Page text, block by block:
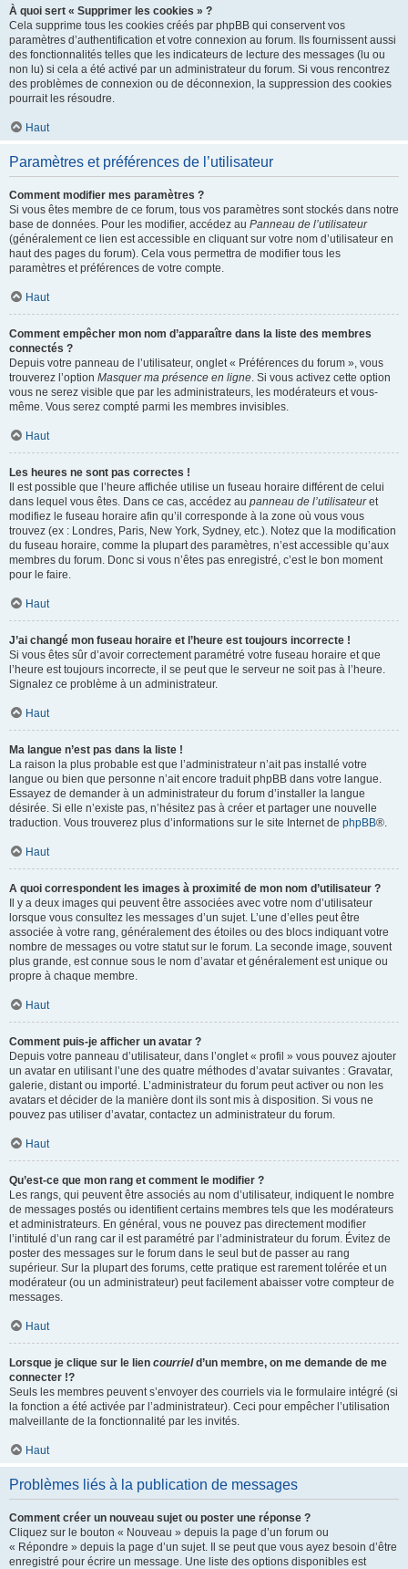
À quoi sert « Supprimer les cookies » ?
Cela supprime tous les cookies créés par phpBB qui conservent vos
paramètres d’authentification et votre connexion au forum. Ils fournissent aussi
des fonctionnalités telles que les indicateurs de lecture des messages (lu ou
non lu) si cela a été activé par un administrateur du forum. Si vous rencontrez
des problèmes de connexion ou de déconnexion, la suppression des cookies
pourrait les résoudre.
Haut
Paramètres et préférences de l’utilisateur
Comment modifier mes paramètres ?
Si vous êtes membre de ce forum, tous vos paramètres sont stockés dans notre
base de données. Pour les modifier, accédez au Panneau de l’utilisateur
(généralement ce lien est accessible en cliquant sur votre nom d’utilisateur en
haut des pages du forum). Cela vous permettra de modifier tous les
paramètres et préférences de votre compte.
Haut
Comment empêcher mon nom d’apparaître dans la liste des membres
connectés ?
Depuis votre panneau de l’utilisateur, onglet « Préférences du forum », vous
trouverez l’option Masquer ma présence en ligne. Si vous activez cette option
vous ne serez visible que par les administrateurs, les modérateurs et vous-
même. Vous serez compté parmi les membres invisibles.
Haut
Les heures ne sont pas correctes !
Il est possible que l’heure affichée utilise un fuseau horaire différent de celui
dans lequel vous êtes. Dans ce cas, accédez au panneau de l’utilisateuret
modifiez le fuseau horaire afin qu’il corresponde à la zone où vous vous
trouvez (ex : Londres, Paris, New York, Sydney, etc.). Notez que la modification
du fuseau horaire, comme la plupart des paramètres, n’est accessible qu’aux
membres du forum. Donc si vous n’êtes pas enregistré, c’est le bon moment
pour le faire.
Haut
J’ai changé mon fuseau horaire et l’heure est toujours incorrecte !
Si vous êtes sûr d’avoir correctement paramétré votre fuseau horaire et que
l’heure est toujours incorrecte, il se peut que le serveur ne soit pas à l’heure.
Signalez ce problème à un administrateur.
Haut
Ma langue n’est pas dans la liste !
La raison la plus probable est que l’administrateur n’ait pas installé votre
langue ou bien que personne n’ait encore traduit phpBB dans votre langue.
Essayez de demander à un administrateur du forum d’installer la langue
désirée. Si elle n’existe pas, n’hésitez pas à créer et partager une nouvelle
traduction. Vous trouverez plus d’informations sur le site Internet de phpBB®.
Haut
A quoi correspondent les images à proximité de mon nom d’utilisateur ?
Il y a deux images qui peuvent être associées avec votre nom d’utilisateur
lorsque vous consultez les messages d’un sujet. L’une d’elles peut être
associée à votre rang, généralement des étoiles ou des blocs indiquant votre
nombre de messages ou votre statut sur le forum. La seconde image, souvent
plus grande, est connue sous le nom d’avatar et généralement est unique ou
propre à chaque membre.
Haut
Comment puis-je afficher un avatar ?
Depuis votre panneau d’utilisateur, dans l’onglet « profil » vous pouvez ajouter
un avatar en utilisant l’une des quatre méthodes d’avatar suivantes : Gravatar,
galerie, distant ou importé. L’administrateur du forum peut activer ou non les
avatars et décider de la manière dont ils sont mis à disposition. Si vous ne
pouvez pas utiliser d’avatar, contactez un administrateur du forum.
Haut
Qu’est-ce que mon rang et comment le modifier ?
Les rangs, qui peuvent être associés au nom d’utilisateur, indiquent le nombre
de messages postés ou identifient certains membres tels que les modérateurs
et administrateurs. En général, vous ne pouvez pas directement modifier
l’intitulé d’un rang car il est paramétré par l’administrateur du forum. Évitez de
poster des messages sur le forum dans le seul but de passer au rang
supérieur. Sur la plupart des forums, cette pratique est rarement tolérée et un
modérateur (ou un administrateur) peut facilement abaisser votre compteur de
messages.
Haut
Lorsque je clique sur le lien courrield’un membre, on me demande de me
connecter !?
Seuls les membres peuvent s’envoyer des courriels via le formulaire intégré (si
la fonction a été activée par l’administrateur). Ceci pour empêcher l’utilisation
malveillante de la fonctionnalité par les invités.
Haut
Problèmes liés à la publication de messages
Comment créer un nouveau sujet ou poster une réponse ?
Cliquez sur le bouton « Nouveau » depuis la page d’un forum ou
« Répondre » depuis la page d’un sujet. Il se peut que vous ayez besoin d’être
enregistré pour écrire un message. Une liste des options disponibles est